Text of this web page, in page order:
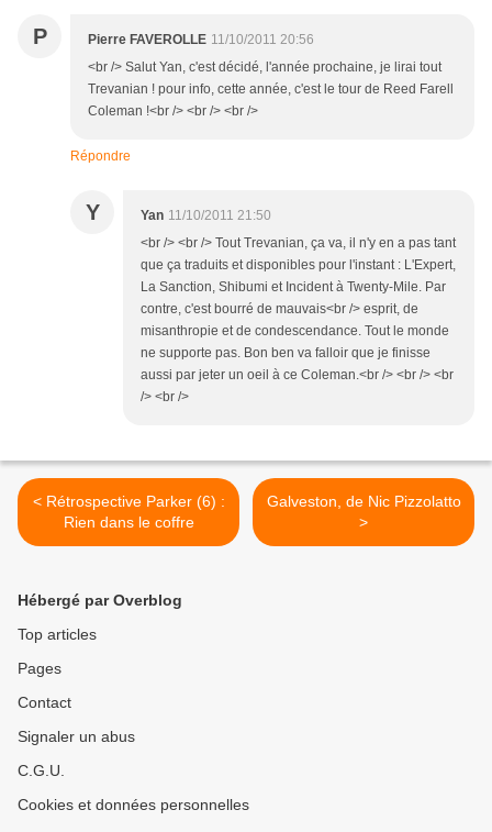
P Pierre FAVEROLLE 11/10/2011 20:56
<br /> Salut Yan, c'est décidé, l'année prochaine, je lirai tout
Trevanian ! pour info, cette année, c'est le tour de Reed Farell
Coleman !<br /> <br /> <br />
Répondre
Y Yan 11/10/2011 21:50
<br /> <br /> Tout Trevanian, ça va, il n'y en a pas tant
que ça traduits et disponibles pour l'instant : L'Expert,
La Sanction, Shibumi et Incident à Twenty-Mile. Par
contre, c'est bourré de mauvais<br /> esprit, de
misanthropie et de condescendance. Tout le monde
ne supporte pas. Bon ben va falloir que je finisse
aussi par jeter un oeil à ce Coleman.<br /> <br /> <br
/> <br />
< Rétrospective Parker (6) :
Rien dans le coffre
Galveston, de Nic Pizzolatto
>
Hébergé par Overblog
Top articles
Pages
Contact
Signaler un abus
C.G.U.
Cookies et données personnelles